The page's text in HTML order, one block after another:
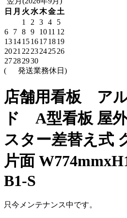
日 月 火水木金土
1
2 3 4
5
6
7 8 9 1011 12
13141516171819
20212223242526
27282930
(
発送業務休日)
店舗用看板 ア
ド A型看板 屋
スター差替え式
片面
B1-S
只今メンテナンス中です。